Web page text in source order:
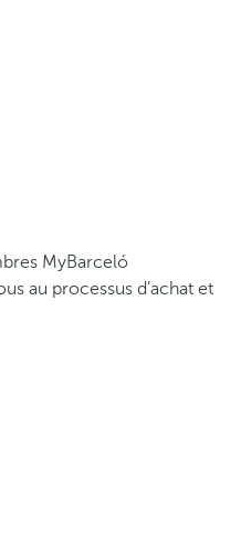
MyBarceló
au processus d’achat et